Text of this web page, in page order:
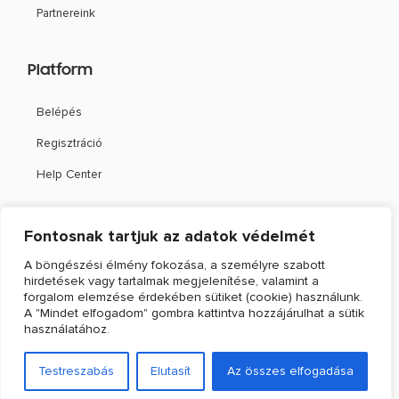
Fontosnak tartjuk az adatok védelmét
A böngészési élmény fokozása, a személyre szabott
hirdetések vagy tartalmak megjelenítése, valamint a
forgalom elemzése érdekében sütiket (cookie) használunk.
A "Mindet elfogadom" gombra kattintva hozzájárulhat a sütik
használatához.
Testreszabás Elutasít Az összes elfogadása
Partnereink
Platform
Belépés
Regisztráció
Help Center
Támogatás
Kapcsolat
Webshippy Academy
Ebook: Online értékesítési megoldások
VISSZAÉLÉS-BEJELENTÉSI SZABÁLYZAT
BEJELENTŐVÉDELMI ADATKEZELÉSI
TÁJÉKOZTATÓ| DESIGNED WITH BY KONVERTED.IO